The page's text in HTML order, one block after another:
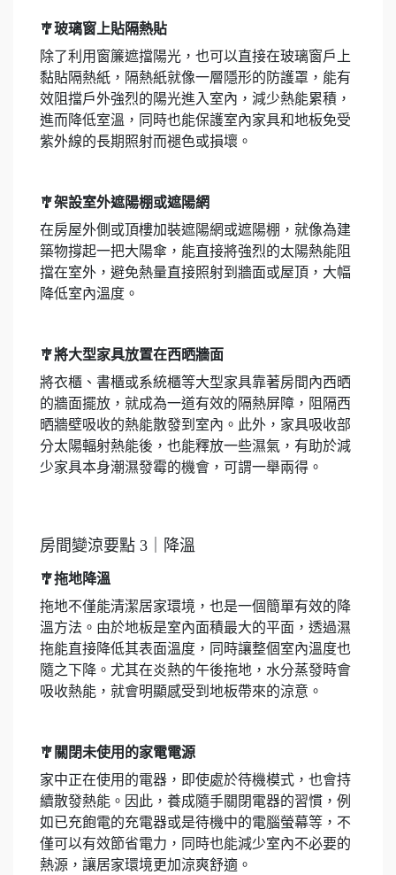
🎐玻璃窗上貼隔熱貼
除了利用窗簾遮擋陽光，也可以直接在玻璃窗戶上
黏貼隔熱紙，隔熱紙就像一層隱形的防護罩，能有
效阻擋戶外強烈的陽光進入室內，減少熱能累積，
進而降低室溫，同時也能保護室內家具和地板免受
紫外線的長期照射而褪色或損壞。
🎐架設室外遮陽棚或遮陽網
在房屋外側或頂樓加裝遮陽網或遮陽棚，就像為建
築物撐起一把大陽傘，能直接將強烈的太陽熱能阻
擋在室外，避免熱量直接照射到牆面或屋頂，大幅
降低室內溫度。
🎐將大型家具放置在西晒牆面
將衣櫃、書櫃或系統櫃等大型家具靠著房間內西晒
的牆面擺放，就成為一道有效的隔熱屏障，阻隔西
晒牆壁吸收的熱能散發到室內。此外，家具吸收部
分太陽輻射熱能後，也能釋放一些濕氣，有助於減
少家具本身潮濕發霉的機會，可謂一舉兩得。
房間變涼要點 3｜降溫
🎐拖地降溫
拖地不僅能清潔居家環境，也是一個簡單有效的降
溫方法。由於地板是室內面積最大的平面，透過濕
拖能直接降低其表面溫度，同時讓整個室內溫度也
隨之下降。尤其在炎熱的午後拖地，水分蒸發時會
吸收熱能，就會明顯感受到地板帶來的涼意。
🎐關閉未使用的家電電源
家中正在使用的電器，即使處於待機模式，也會持
續散發熱能。因此，養成隨手關閉電器的習慣，例
如已充飽電的充電器或是待機中的電腦螢幕等，不
僅可以有效節省電力，同時也能減少室內不必要的
熱源，讓居家環境更加涼爽舒適。